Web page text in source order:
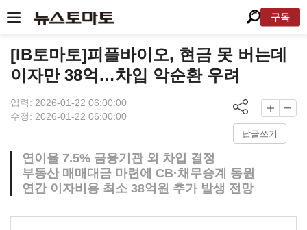
구독
[IB토마토]피플바이오, 현금 못 버는데
이자만 38억…차입 악순환 우려
입력: 2026-01-22 06:00:00
수정: 2026-01-22 06:00:00
답글쓰기
연이율 7.5% 금융기관 외 차입 결정
부동산 매매대금 마련에 CB·채무승계 동원
연간 이자비용 최소 38억원 추가 발생 전망